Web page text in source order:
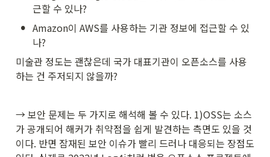
근할 수 있나?
• Amazon이 AWS를 사용하는 기관 정보에 접근할 수 있
나?
미술관 정도는 괜찮은데 국가 대표기관이 오픈소스를 사용
하는 건 주저되지 않을까?
→ 보안 문제는 두 가지로 해석해 볼 수 있다. 1)OSS는 소스
가 공개되어 해커가 취약점을 쉽게 발견하는 측면도 있을 것
이다. 반면 잠재된 보안 이슈가 빨리 드러나 대응되는 장점도